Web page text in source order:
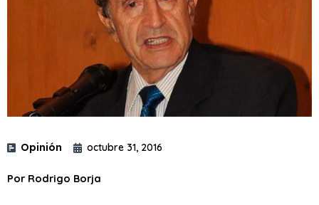
Opinión octubre 31, 2016
Por Rodrigo Borja